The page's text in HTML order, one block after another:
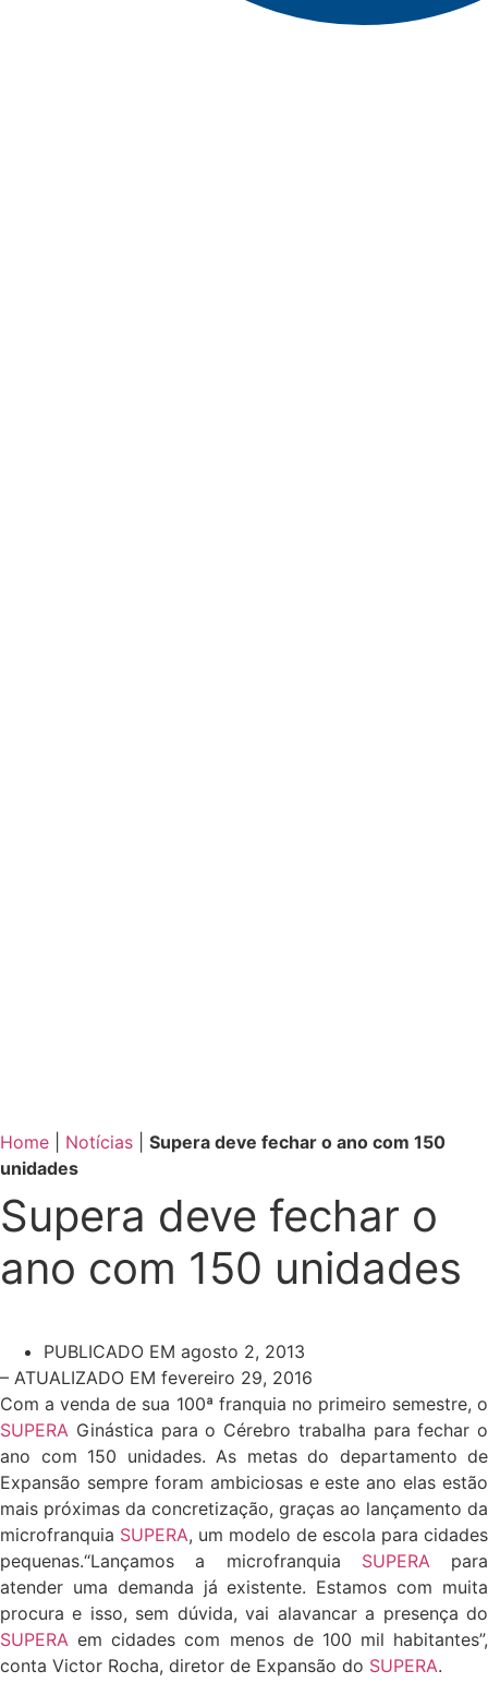
Home Notícias
Supera deve fechar o ano com 150
unidades
Supera deve fechar o
ano com 150 unidades
PUBLICADO EM agosto 2, 2013
– ATUALIZADO EM fevereiro 29, 2016
Com a venda de sua 100ª franquia no primeiro semestre, o
SUPERA Ginástica para o Cérebro trabalha para fechar o
ano com 150 unidades. As metas do departamento de
Expansão sempre foram ambiciosas e este ano elas estão
mais próximas da concretização, graças ao lançamento da
microfranquia SUPERA, um modelo de escola para cidades
pequenas.“Lançamos a microfranquia SUPERApara
atender uma demanda já existente. Estamos com muita
procura e isso, sem dúvida, vai alavancar a presença do
SUPERA em cidades com menos de 100 mil habitantes”,
conta Victor Rocha, diretor de Expansão do SUPERA.